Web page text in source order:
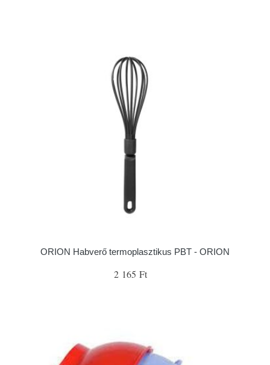
ORION Habverő termoplasztikus PBT - ORION
2 165 Ft